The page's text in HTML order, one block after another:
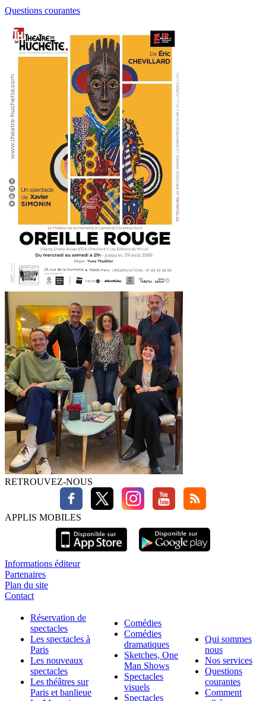
Questions courantes
RETROUVEZ-NOUS
APPLIS MOBILES
Informations éditeur
Partenaires
Plan du site
Contact
Réservation de
spectacles
Les spectacles à
Paris
Les nouveaux
spectacles
Les théâtres sur
Paris et banlieue
Comédies
Comédies
dramatiques
Sketches, One
Man Shows
Spectacles
visuels
Spectacles
Qui sommes
nous
Nos services
Questions
courantes
Comment